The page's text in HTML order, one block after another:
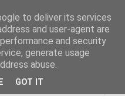
to deliver its services
and user-agent are
and security
generate usage
abuse.
GOT IT